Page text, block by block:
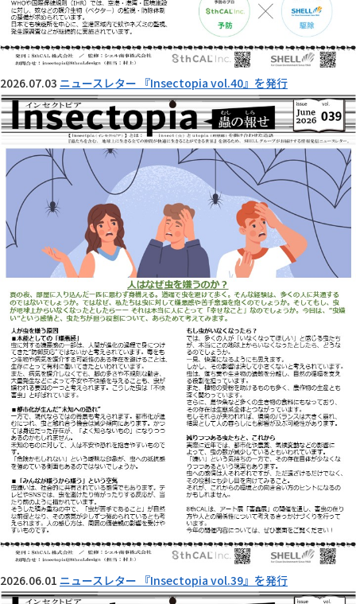
2026.07.03 ニュースレター 『Insectopia vol.40』を発行
2026.06.01 ニュースレター 『Insectopia vol.39』を発行